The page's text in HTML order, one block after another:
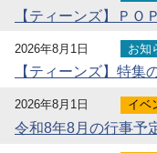
【ティーンズ】ＰＯ
2026年8月1日 お知
【ティーンズ】特集
2026年8月1日 イベ
令和8年8月の行事予